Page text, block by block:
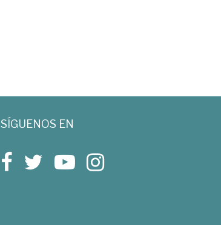
SÍGUENOS EN